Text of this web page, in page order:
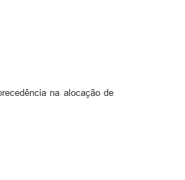
na alocação de